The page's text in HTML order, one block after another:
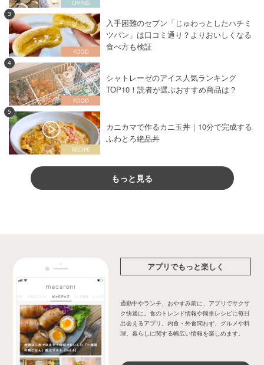
3
入手困難のセブン「じゅわっとしたハチミ
ツパン」は口コミ通り？よりおいしくなる
食べ方も検証
4
シャトレーゼのアイス人気ランキング
TOP10！読者が選ぶおすすめ商品は？
5
カニカマで作るカニ玉丼｜10分で完成する
ふわとろ絶品丼
もっと見る
アプリでもっと楽しく
通勤中やランチ、おやすみ前に、アプリでサクサ
ク快適に。食のトレンド情報や簡単レシピに毎日
出会えるアプリ。内食・外食問わず、グルメや料
理、暮らしに関する幅広い情報を楽しめます。